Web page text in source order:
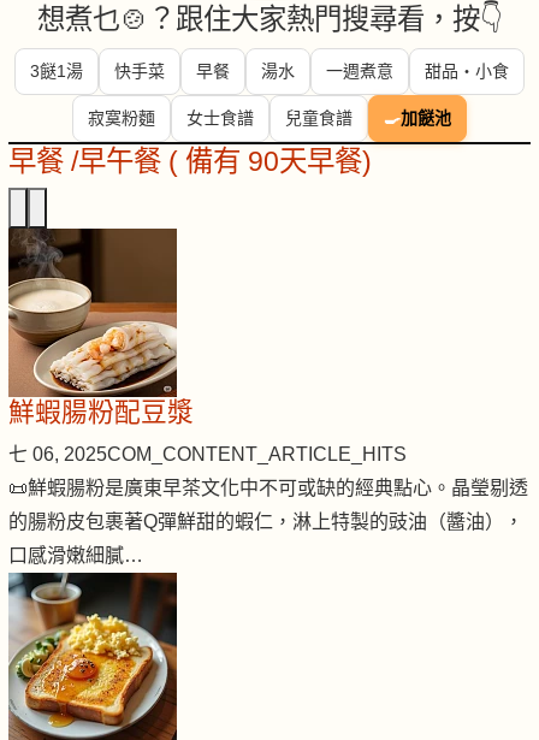
想煮乜🍲？跟住大家熱門搜尋看，按👇
3餸1湯 快手菜 早餐 湯水 一週煮意 甜品・小食
寂寞粉麵 女士食譜 兒童食譜 🍳加餸池
早餐 /早午餐 ( 備有 90天早餐)
鮮蝦腸粉配豆漿
七 06, 2025COM_CONTENT_ARTICLE_HITS
📜鮮蝦腸粉是廣東早茶文化中不可或缺的經典點心。晶瑩剔透
的腸粉皮包裹著Q彈鮮甜的蝦仁，淋上特製的豉油（醬油），
口感滑嫩細膩…